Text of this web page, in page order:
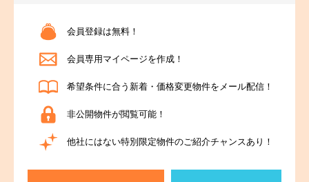
会員登録は無料！
会員専用マイページを作成！
希望条件に合う新着・価格変更物件をメール配信！
非公開物件が閲覧可能！
他社にはない特別限定物件のご紹介チャンスあり！